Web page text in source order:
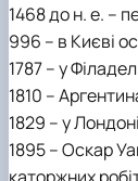
1468 до н. е. –
996 – в Києві
1787 – у
1810 –
1829 – у
1895 – Оскар